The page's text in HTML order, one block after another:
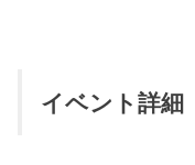
イベント詳細